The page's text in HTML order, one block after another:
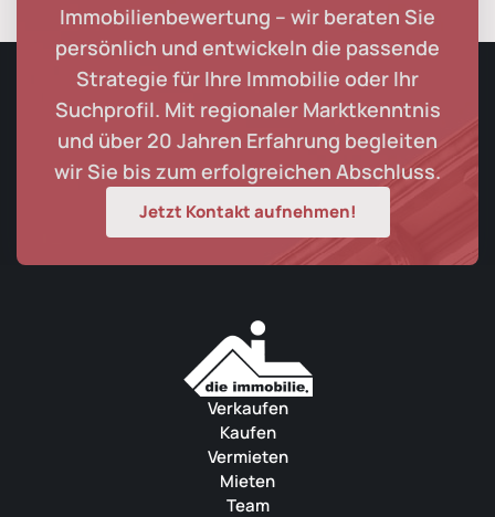
Immobilienbewertung – wir beraten Sie
persönlich und entwickeln die passende
Strategie für Ihre Immobilie oder Ihr
Suchprofil. Mit regionaler Marktkenntnis
und über 20 Jahren Erfahrung begleiten
wir Sie bis zum erfolgreichen Abschluss.
Jetzt Kontakt aufnehmen!
Verkaufen
Kaufen
Vermieten
Mieten
Team